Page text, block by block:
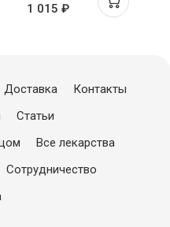
1 015 ₽
Доставка
Контакты
Статьи
Все лекарства
Сотрудничество